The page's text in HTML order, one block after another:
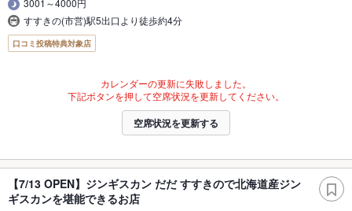
3001～4000円
すすきの(市営)駅5出口より徒歩約4分
口コミ投稿特典対象店
カレンダーの更新に失敗しました。
下記ボタンを押して空席状況を更新してください。
空席状況を更新する
【7/13 OPEN】ジンギスカン だだ すすきので北海道産ジン
ギスカンを堪能できるお店